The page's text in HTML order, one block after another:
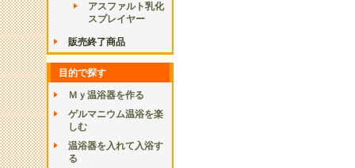
アスファルト乳化
スプレイヤー
販売終了商品
目的で探す
Ｍｙ温浴器を作る
ゲルマニウム温浴を楽
しむ
温浴器を入れて入浴す
る